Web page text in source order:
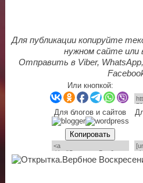
Для публикации копируйте
нужном сайте или
Отправить в Viber,
Или кнопкой:
Для блогов и сайтов
Копировать